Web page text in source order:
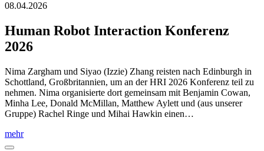
08.04.2026
Human Robot Interaction Konferenz
2026
Nima Zargham und Siyao (Izzie) Zhang reisten nach Edinburgh in
Schottland, Großbritannien, um an der HRI 2026 Konferenz teil zu
nehmen. Nima organisierte dort gemeinsam mit Benjamin Cowan,
Minha Lee, Donald McMillan, Matthew Aylett und (aus unserer
Gruppe) Rachel Ringe und Mihai Hawkin einen…
mehr